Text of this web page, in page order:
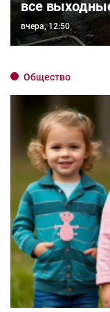
все
вчера, 12:50
Общество